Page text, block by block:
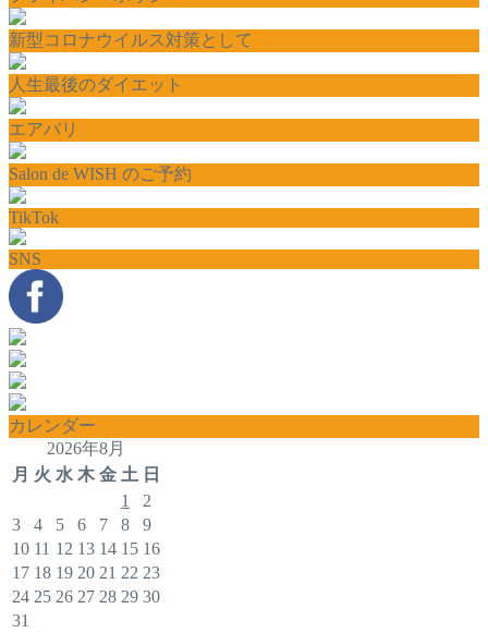
新型コロナウイルス対策として
人生最後のダイエット
エアバリ
Salon de WISH のご予約
TikTok
SNS
カレンダー
2026年8月
月 火 水 木 金 土 日
1
2
3
4 5 6 7 8
9
10 11 12 13 14 15 16
17 18 19 20 21 22 23
24 25 26 27 28 29 30
31